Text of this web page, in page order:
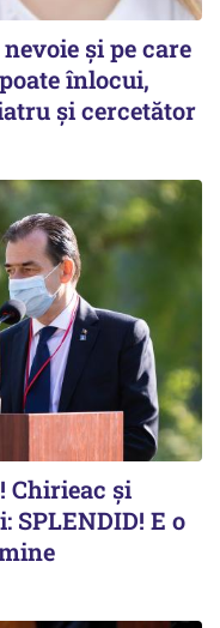
și pe care
înlocui,
și cercetător
Chirieac și
SPLENDID! E o